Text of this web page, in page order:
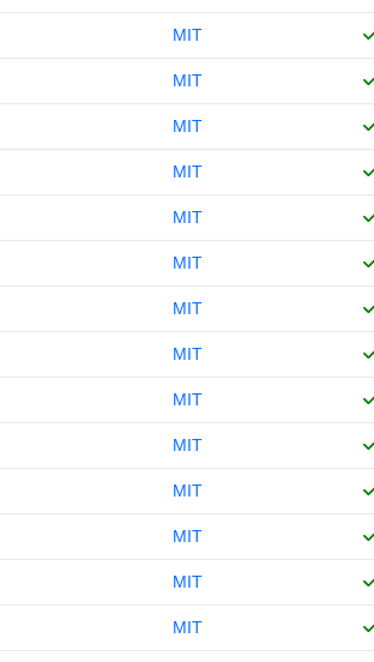
MIT
MIT
MIT
MIT
MIT
MIT
MIT
MIT
MIT
MIT
MIT
MIT
MIT
MIT